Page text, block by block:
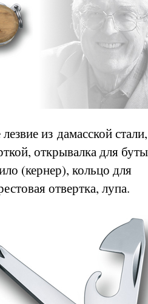
из дамасской стали,
открывалка для
(кернер), кольцо для
отвертка, лупа.